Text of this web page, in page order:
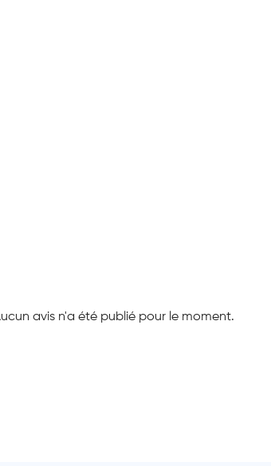
avis n'a été publié pour le moment.